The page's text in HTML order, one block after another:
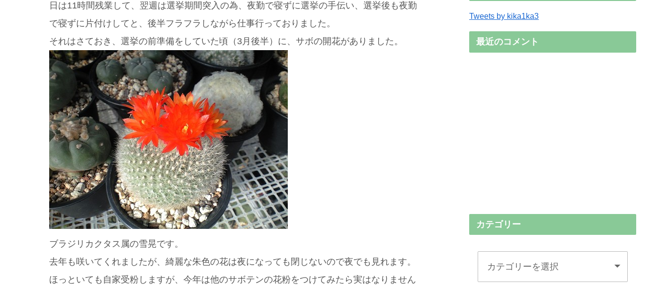
日は11時間残業して、翌週は選挙期間突入の為、夜勤で寝ずに選挙の手伝い、選挙後も夜勤
で寝ずに片付けしてと、後半フラフラしながら仕事行っておりました。
それはさておき、選挙の前準備をしていた頃（3月後半）に、サボの開花がありました。
ブラジリカクタス属の雪晃です。
去年も咲いてくれましたが、綺麗な朱色の花は夜になっても閉じないので夜でも見れます。
ほっといても自家受粉しますが、今年は他のサボテンの花粉をつけてみたら実はなりません
Tweets by kika1ka3
最近のコメント
カテゴリー